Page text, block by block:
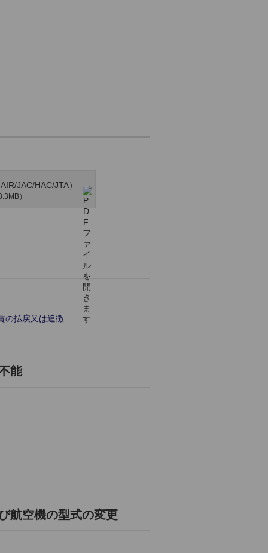
JAC/HAC/JTA）
）
の払戻又は追徴
能
航空機の型式の変更